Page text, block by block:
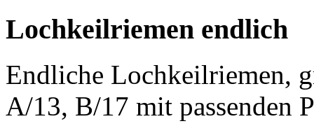
Lochkeilriemen endlich
Endliche Lochkeilriemen,
A/13, B/17 mit passenden